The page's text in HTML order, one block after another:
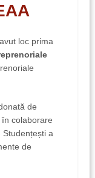
loc prima
de
colaborare
Studențești a
de